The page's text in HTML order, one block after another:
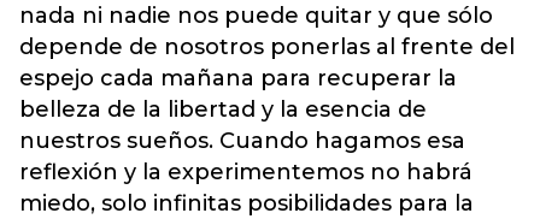
nada ni nadie nos puede quitar y que sólo
depende de nosotros ponerlas al frente del
espejo cada mañana para recuperar la
belleza de la libertad y la esencia de
nuestros sueños. Cuando hagamos esa
reflexión y la experimentemos no habrá
miedo, solo infinitas posibilidades para la